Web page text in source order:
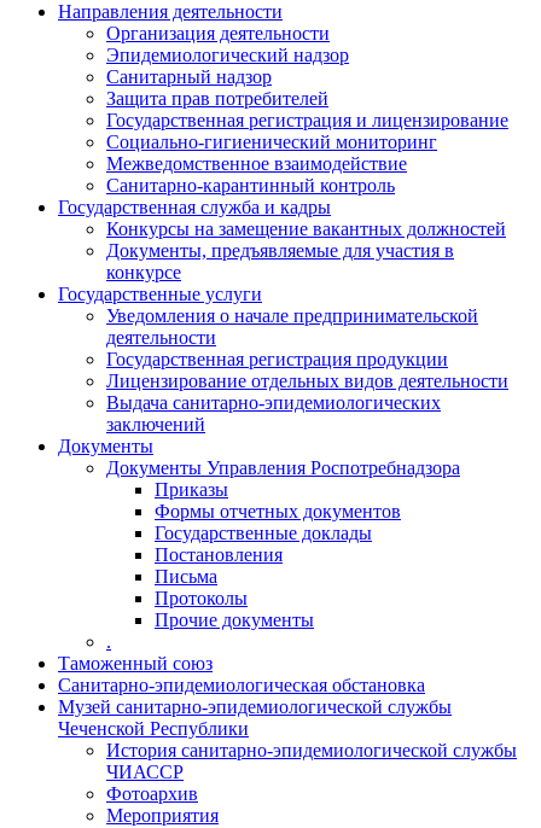
Направления деятельности
Организация деятельности
Эпидемиологический надзор
Санитарный надзор
Защита прав потребителей
Государственная регистрация и лицензирование
Социально-гигиенический мониторинг
Межведомственное взаимодействие
Санитарно-карантинный контроль
Государственная служба и кадры
Конкурсы на замещение вакантных должностей
Документы, предъявляемые для участия в
конкурсе
Государственные услуги
Уведомления о начале предпринимательской
деятельности
Государственная регистрация продукции
Лицензирование отдельных видов деятельности
Выдача санитарно-эпидемиологических
заключений
Документы
Документы Управления Роспотребнадзора
Приказы
Формы отчетных документов
Государственные доклады
Постановления
Письма
Протоколы
Прочие документы
.
Таможенный союз
Санитарно-эпидемиологическая обстановка
Музей санитарно-эпидемиологической службы
Чеченской Республики
История санитарно-эпидемиологической службы
ЧИАССР
Фотоархив
Мероприятия